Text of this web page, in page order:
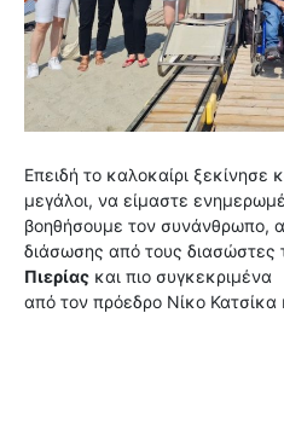
Επειδή το καλοκαίρι ξεκίνησε
μεγάλοι, να είμαστε
βοηθήσουμε τον συνάνθρωπο,
διάσωσης από τους διασώστες
Πιερίας και πιο συγκεκριμένα
από τον πρόεδρο Νίκο Κατσίκα